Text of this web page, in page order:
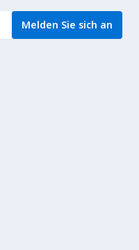
Melden Sie sich an